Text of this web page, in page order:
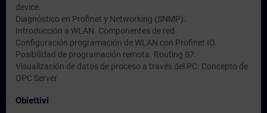
device.
Diagnóstico en Profinet y Networking (SNMP).
Introducción a WLAN. Componentes de red.
Configuración programación de WLAN con Profinet IO.
Posibilidad de programación remota. Routing S7.
Visualización de datos de proceso a través del PC. Concepto de
OPC Server.
Obiettivi